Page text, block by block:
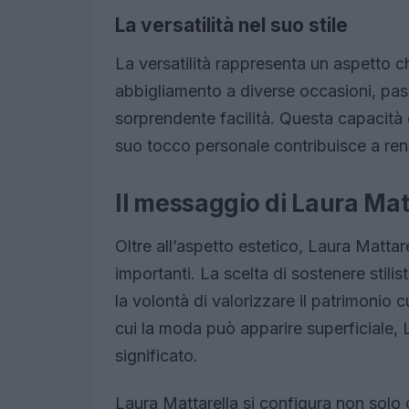
La versatilità nel suo stile
La versatilità rappresenta un aspetto
abbigliamento a diverse occasioni,
sorprendente facilità. Questa
suo tocco personale contribuisce a
Il messaggio di Laura
Oltre all’aspetto estetico, Laura
importanti. La scelta di sostenere
la volontà di valorizzare il patrimonio
cui la moda può apparire superficiale,
significato.
Laura Mattarella si configura non